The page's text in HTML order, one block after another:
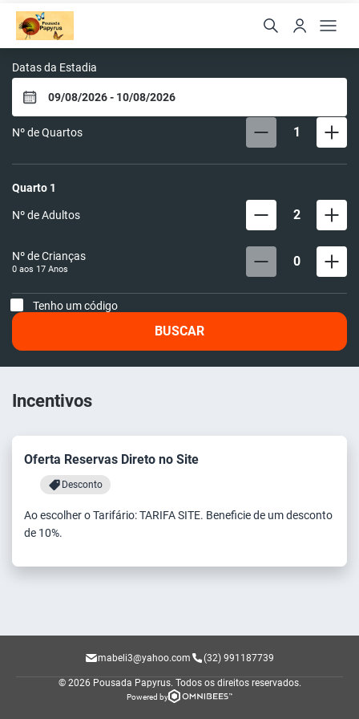
Pousada Papyrus
Datas da Estadia
Nº de Quartos 1
Quarto 1
Nº de Adultos 2
Nº de Crianças
0 aos 17 Anos 0
Tenho um código
BUSCAR
Incentivos
Oferta Reservas Direto no Site
Desconto
Ao escolher o Tarifário: TARIFA SITE. Beneficie de um desconto
de 10%.
mabeli3@yahoo.com (32) 991187739
© 2026 Pousada Papyrus. Todos os direitos reservados.
Powered by